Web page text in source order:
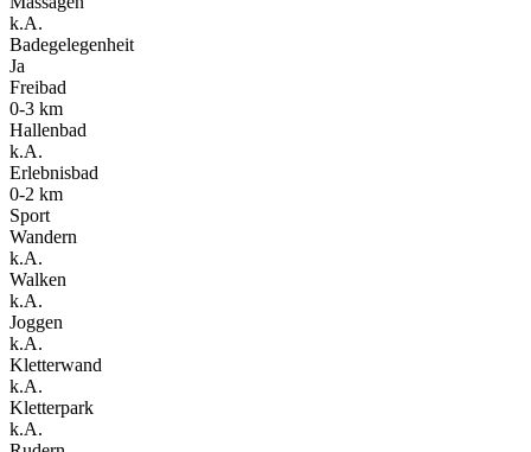
k.A.
Badegelegenheit
Ja
Freibad
0-3 km
Hallenbad
k.A.
Erlebnisbad
0-2 km
Sport
Wandern
k.A.
Walken
k.A.
Joggen
k.A.
Kletterwand
k.A.
Kletterpark
k.A.